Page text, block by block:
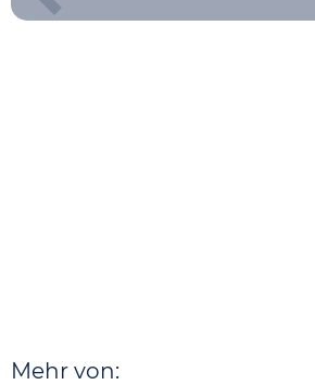
Mehr von: